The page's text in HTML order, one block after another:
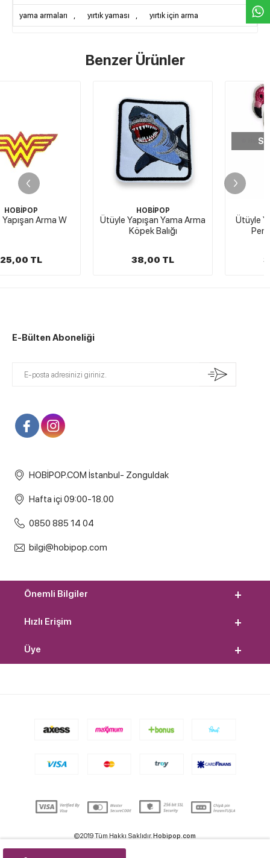
yama armaları , yırtık yaması , yırtık için arma
Benzer Ürünler
Ütüyle Yapışan Yama Arma
STOKTA YOK
Ütüyle Yapışan Arma Mini
E-Bülten Aboneliği
HOBİPOP.COM İstanbul- Zonguldak
Hafta içi 09:00-18.00
0850 885 14 04
bilgi@hobipop.com
Önemli Bilgiler
Hızlı Erişim
Üye
©2019 Tüm Hakkı Saklıdır.Hobipop.com